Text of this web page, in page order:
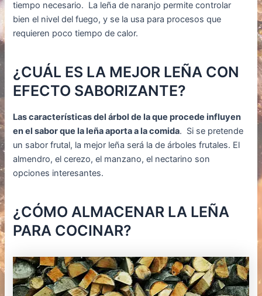
tiempo necesario. La leña de naranjo permite controlar
bien el nivel del fuego, y se la usa para procesos que
requieren poco tiempo de calor.
¿CUÁL ES LA MEJOR LEÑA CON
EFECTO SABORIZANTE?
Las características del árbol de la que procede influyen
en el sabor que la leña aporta a la comida. Si se pretende
un sabor frutal, la mejor leña será la de árboles frutales. El
almendro, el cerezo, el manzano, el nectarino son
opciones interesantes.
¿CÓMO ALMACENAR LA LEÑA
PARA COCINAR?